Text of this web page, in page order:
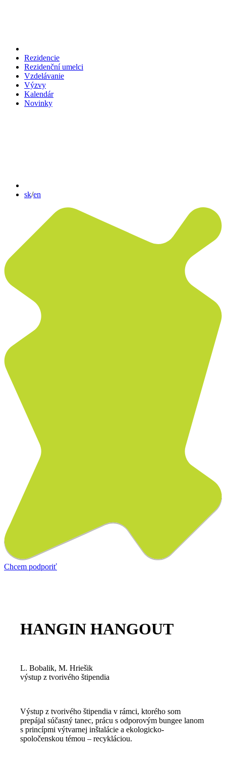
Rezidencie
Rezidenční umelci
Vzdelávanie
Výzvy
Kalendár
Novinky
sk/en
Chcem podporiť
HANGIN HANGOUT
L. Bobalik, M. Hriešik
výstup z tvorivého štipendia
Výstup z tvorivého štipendia v rámci, ktorého som
prepájal súčasný tanec, prácu s odporovým bungee lanom
s princípmi výtvarnej inštalácie a ekologicko-
spoločenskou témou – recykláciou.